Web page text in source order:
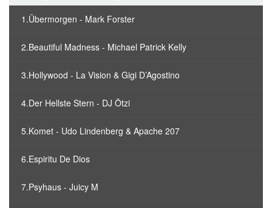
1.Übermorgen - Mark Forster
2.Beautiful Madness - Michael Patrick Kelly
3.Hollywood - La Vision & Gigi D’Agostino
4.Der Hellste Stern - DJ Ötzi
5.Komet - Udo Lindenberg & Apache 207
6.Espiritu De Dios
7.Psyhaus - Juicy M